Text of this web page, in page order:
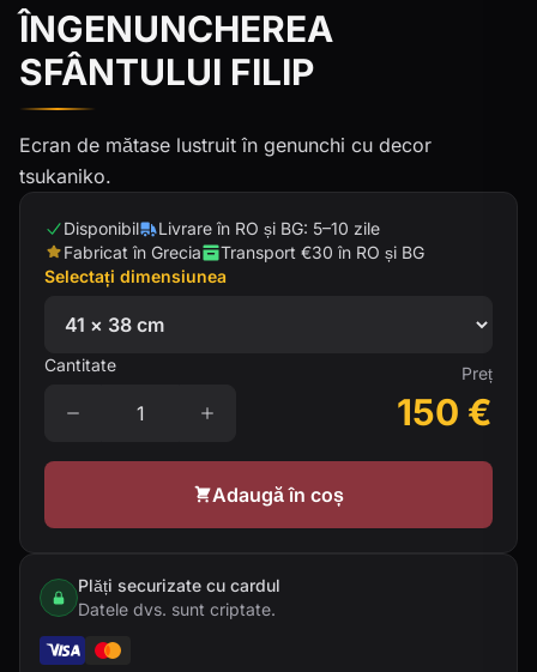
ÎNGENUNCHEREA
SFÂNTULUI FILIP
Ecran de mătase lustruit în genunchi cu decor
tsukaniko.
Disponibil
Livrare în RO și BG: 5–10 zile
Fabricat în Grecia
Transport €30 în RO și BG
Selectați dimensiunea
Cantitate Preț
150 €
Adaugă în coș
Plăți securizate cu cardul
Datele dvs. sunt criptate.